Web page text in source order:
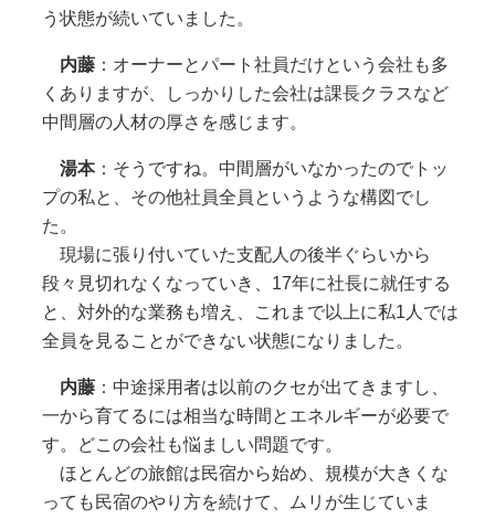
う状態が続いていました。
内藤：オーナーとパート社員だけという会社も多
くありますが、しっかりした会社は課長クラスなど
中間層の人材の厚さを感じます。
湯本：そうですね。中間層がいなかったのでトッ
プの私と、その他社員全員というような構図でし
た。
現場に張り付いていた支配人の後半ぐらいから
段々見切れなくなっていき、17年に社長に就任する
と、対外的な業務も増え、これまで以上に私1人では
全員を見ることができない状態になりました。
内藤：中途採用者は以前のクセが出てきますし、
一から育てるには相当な時間とエネルギーが必要で
す。どこの会社も悩ましい問題です。
ほとんどの旅館は民宿から始め、規模が大きくな
っても民宿のやり方を続けて、ムリが生じていま